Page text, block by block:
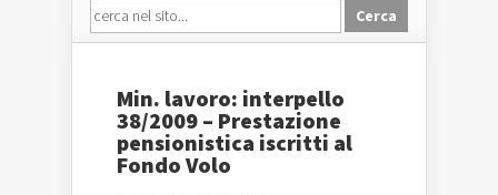
Min. lavoro: interpello
38/2009 – Prestazione
pensionistica iscritti al
Fondo Volo